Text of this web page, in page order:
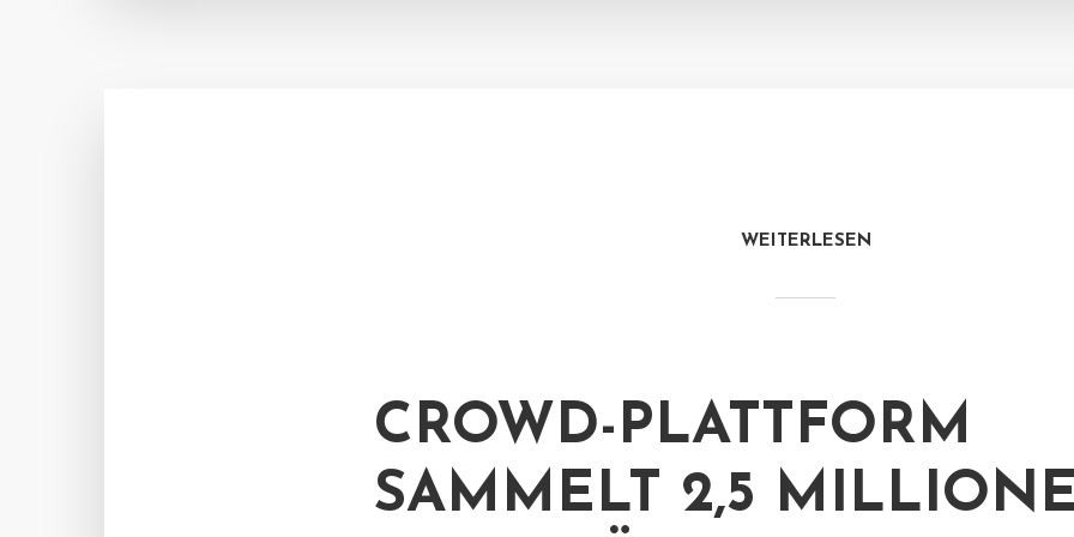
WEITERLESEN
CROWD-PLATTFORM
SAMMELT 2,5